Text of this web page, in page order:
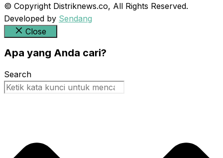
© Copyright Distriknews.co, All Rights Reserved.
Developed by Sendang
Close
Apa yang Anda cari?
Search